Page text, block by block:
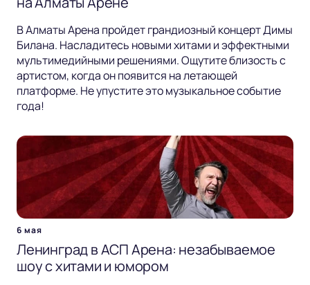
В Алматы Арена пройдет грандиозный концерт Димы
Билана. Насладитесь новыми хитами и эффектными
мультимедийными решениями. Ощутите близость с
артистом, когда он появится на летающей
платформе. Не упустите это музыкальное событие
года!
6 мая
Ленинград в АСП Арена: незабываемое
шоу с хитами и юмором